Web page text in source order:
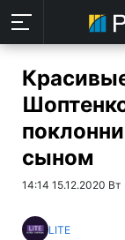
сыном
14:14 15.12.2020 Вт
LITE